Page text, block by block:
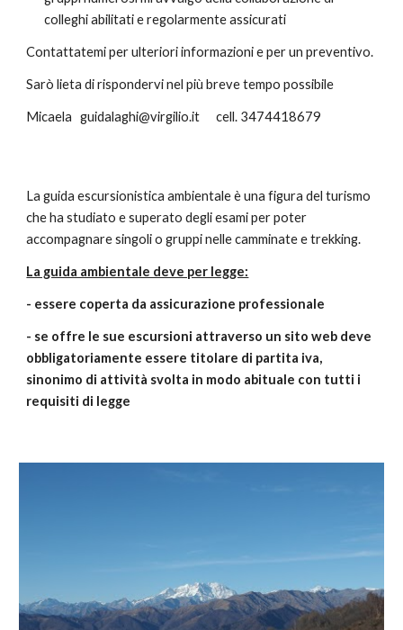
colleghi abilitati e regolarmente assicurati
Contattatemi per ulteriori informazioni e per un preventivo.
Sarò lieta di rispondervi nel più breve tempo possibile
Micaela   guidalaghi@virgilio.it      cell. 3474418679
La guida escursionistica ambientale è una figura del turismo
che ha studiato e superato degli esami per poter
accompagnare singoli o gruppi nelle camminate e trekking.
La guida ambientale deve per legge:
- essere coperta da assicurazione professionale
- se offre le sue escursioni attraverso un sito web deve
obbligatoriamente essere titolare di partita iva,
sinonimo di attività svolta in modo abituale con tutti i
requisiti di legge